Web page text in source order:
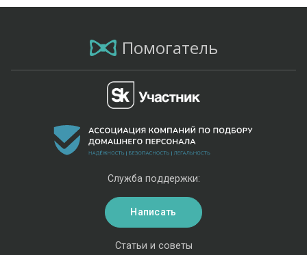
Помогатель
Статьи и советы
Служба поддержки:
Написать